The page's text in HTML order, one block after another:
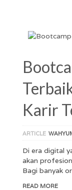
Karir
ARTICLE
Di era digital
akan
Bagi banyak
READ MORE